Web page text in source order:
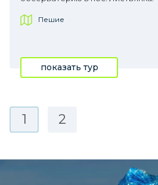
Пешие
показать тур
1 2